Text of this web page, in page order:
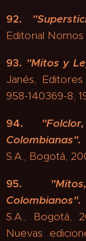
92.
Editorial
93. "Mitos y
Janés,
958-140369-8,
94. "
Colombianas".
S.A., Bogotá,
95. "
Colombianos".
S.A., Bogotá,
Nuevas